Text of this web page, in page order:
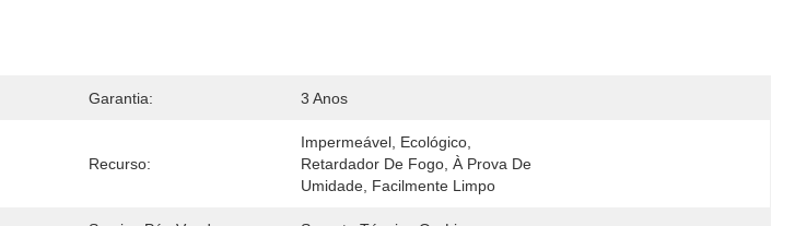
Garantia: 3 Anos
Recurso:
Impermeável, Ecológico,
Retardador De Fogo, À Prova De
Umidade, Facilmente Limpo